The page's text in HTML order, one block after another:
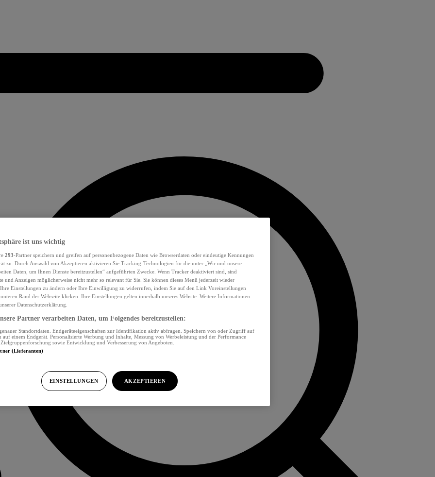
ist uns wichtig
293-Partner speichern und greifen auf personenbezogene Daten wie Browserdaten oder eindeutige Kennungen
zu. Durch Auswahl von Akzeptieren aktivieren Sie Tracking-Technologien für die unter „Wir und unsere
Daten, um Ihnen Dienste bereitzustellen“ aufgeführten Zwecke. Wenn Tracker deaktiviert sind, sind
und Anzeigen möglicherweise nicht mehr so relevant für Sie. Sie können dieses Menü jederzeit wieder
Einstellungen zu ändern oder Ihre Einwilligung zu widerrufen, indem Sie auf den Link Voreinstellungen
Rand der Webseite klicken. Ihre Einstellungen gelten innerhalb unseres Website. Weitere Informationen
Datenschutzerklärung.
Partner verarbeiten Daten, um Folgendes bereitzustellen:
Standortdaten. Endgeräteeigenschaften zur Identifikation aktiv abfragen. Speichern von oder Zugriff auf
einem Endgerät. Personalisierte Werbung und Inhalte, Messung von Werbeleistung und der Performance
sowie Entwicklung und Verbesserung von Angeboten.
(Lieferanten)
EINSTELLUNGEN AKZEPTIEREN